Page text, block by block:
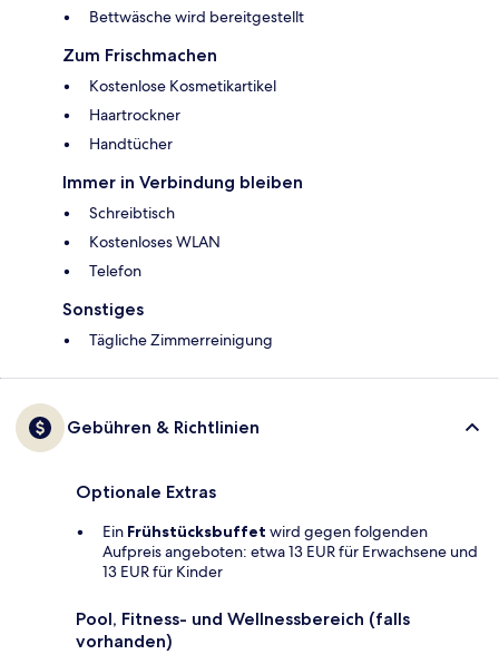
Bettwäsche wird bereitgestellt
Zum Frischmachen
Kostenlose Kosmetikartikel
Haartrockner
Handtücher
Immer in Verbindung bleiben
Schreibtisch
Kostenloses WLAN
Telefon
Sonstiges
Tägliche Zimmerreinigung
Gebühren & Richtlinien
Optionale Extras
Ein Frühstücksbuffet wird gegen folgenden
Aufpreis angeboten: etwa 13 EUR für Erwachsene und
13 EUR für Kinder
Pool, Fitness- und Wellnessbereich (falls
vorhanden)